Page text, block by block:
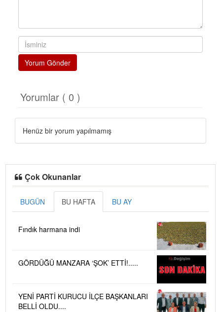
Yorum Gönder
Yorumlar ( 0 )
Henüz bir yorum yapılmamış
Çok Okunanlar
BUGÜN BU HAFTA BU AY
Fındık harmana indi
GÖRDÜĞÜ MANZARA ‘ŞOK’ ETTİ!.....
YENİ PARTİ KURUCU İLÇE BAŞKANLARI
BELLİ OLDU....